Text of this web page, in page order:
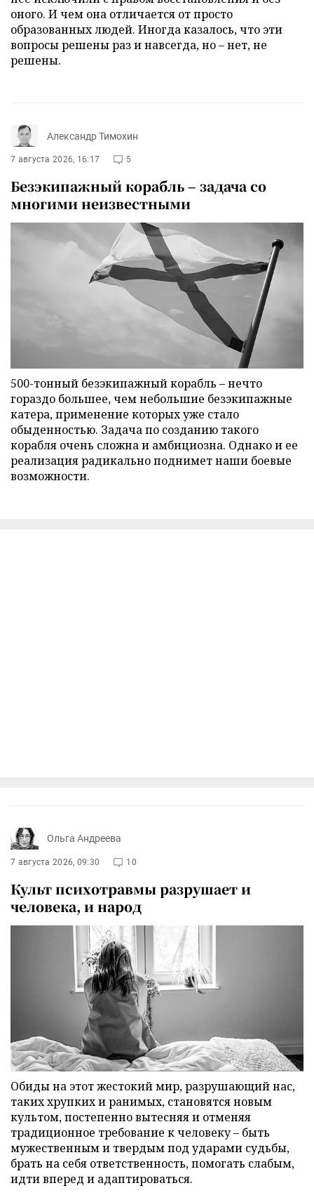
оного. И чем она отличается от просто
образованных людей. Иногда казалось, что эти
вопросы решены раз и навсегда, но – нет, не
решены.
Александр Тимохин
7 августа 2026, 16:17 5
Безэкипажный корабль – задача со
многими неизвестными
500-тонный безэкипажный корабль – нечто
гораздо большее, чем небольшие безэкипажные
катера, применение которых уже стало
обыденностью. Задача по созданию такого
корабля очень сложна и амбициозна. Однако и ее
реализация радикально поднимет наши боевые
возможности.
Ольга Андреева
7 августа 2026, 09:30 10
Культ психотравмы разрушает и
человека, и народ
Обиды на этот жестокий мир, разрушающий нас,
таких хрупких и ранимых, становятся новым
культом, постепенно вытесняя и отменяя
традиционное требование к человеку – быть
мужественным и твердым под ударами судьбы,
брать на себя ответственность, помогать слабым,
идти вперед и адаптироваться.